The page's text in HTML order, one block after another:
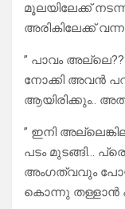
മൂലയിലേക്ക്
അരികിലേക്ക്
” പാവം
നോക്കി അവൻ
ആയിരിക്കും..
” ഇനി
പടം മുടങ്ങി…
അംഗത്വവും
കൊന്നു തള്ളാൻ